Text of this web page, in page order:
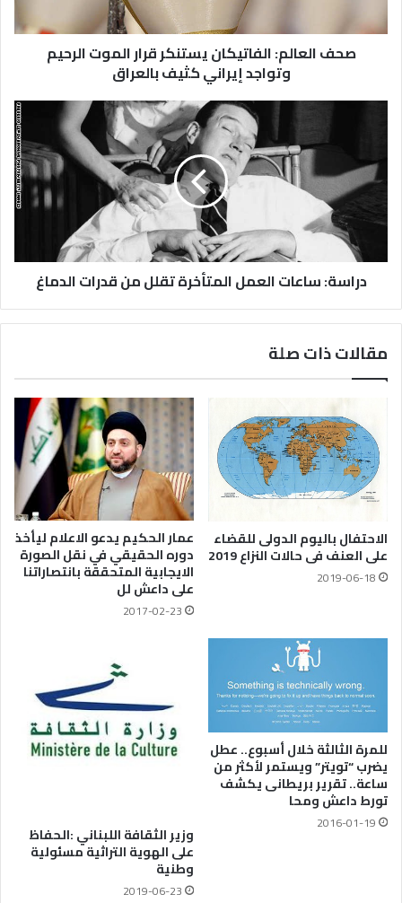
صحف العالم: الفاتيكان يستنكر قرار الموت الرحيم
وتواجد إيراني كثيف بالعراق
دراسة: ساعات العمل المتأخرة تقلل من قدرات الدماغ
مقالات ذات صلة
الاحتفال باليوم الدولى للقضاء
على العنف فى حالات النزاع 2019
2019-06-18
عمار الحكيم يدعو الاعلام ليأخذ
دوره الحقيقي في نقل الصورة
الايجابية المتحققة بانتصاراتنا
على داعش لل
2017-02-23
للمرة الثالثة خلال أسبوع.. عطل
يضرب “تويتر” ويستمر لأكثر من
ساعة.. تقرير بريطانى يكشف
تورط داعش ومحا
2016-01-19
وزير الثقافة اللبناني :الحفاظ
على الهوية التراثية مسئولية
وطنية
2019-06-23